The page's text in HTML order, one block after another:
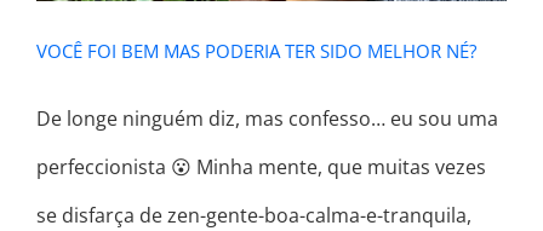
VOCÊ FOI BEM MAS PODERIA TER SIDO MELHOR NÉ?
De longe ninguém diz, mas confesso… eu sou uma
perfeccionista 😮 Minha mente, que muitas vezes
se disfarça de zen-gente-boa-calma-e-tranquila,